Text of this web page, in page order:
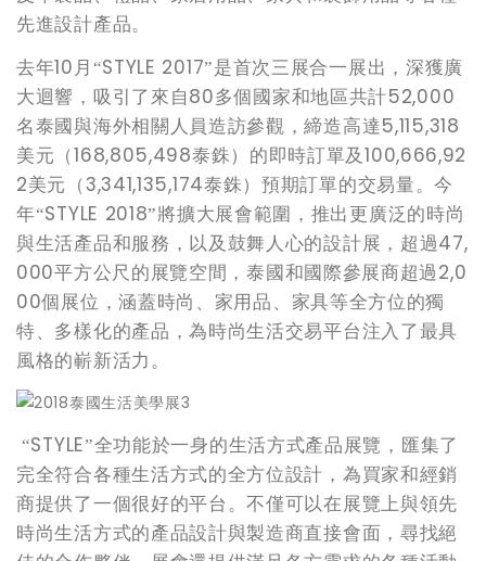
先進設計產品。
去年10 月“STYLE 2017”是首次三展合一展出，深獲廣
大迴響，吸引了來自 80多個國家和地區共計52,000
名泰國與海外相關人員造訪參觀，締造高達5,115,318
美元（168,805,498泰銖）的即時訂單及100,666,92
2美元（ 3,341,135,174泰銖）預期訂單的交易量。今
年“STYLE 2018”將擴大展會範圍，推出更廣泛的時尚
與生活產品和服務，以及鼓舞人心的設計展，超過47,
000平方公尺的展覽空間，泰國和國際參展商超過 2,0
00個展位，涵蓋時尚、家用品、家具等全方位的獨
特、多樣化的產品，為時尚生活交易平台注入了最具
風格的嶄新活力。
“STYLE”全功能於一身的生活方式產品展覽，匯集了
完全符合各種生活方式的全方位設計，為買家和經銷
商提供了一個很好的平台。不僅可以在展覽上與領先
時尚生活方式的產品設計與製造商直接會面，尋找絕